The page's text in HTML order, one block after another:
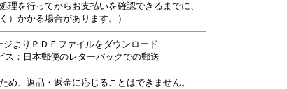
理を行ってからお支払いを確認できるまでに、
）かかる場合があります。
）
ジよりＰＤＦファイルをダウンロード
ス：日本郵便のレターパックでの郵送
め、返品・返金に応じることはできません。